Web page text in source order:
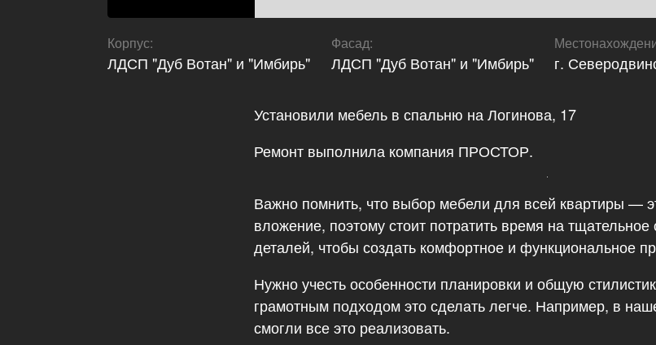
Корпус:
ЛДСП "Дуб Вотан" и "Имбирь"
Фасад:
ЛДСП "Дуб Вотан" и "Имбирь" г.
Установили мебель в спальню на Логинова, 17
Ремонт выполнила компания ПРОСТОР.
Важно помнить, что выбор мебели для всей квартиры —
вложение, поэтому стоит потратить время на
деталей, чтобы создать комфортное и функциональное
Нужно учесть особенности планировки и общую
грамотным подходом это сделать легче. Например, в
смогли все это реализовать.